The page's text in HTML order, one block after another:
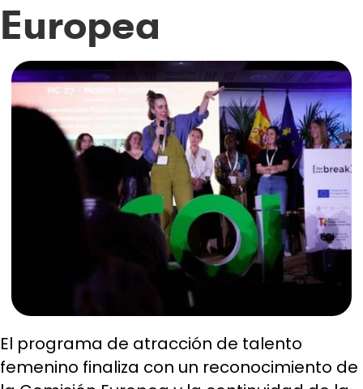
Europea
El programa de atracción de talento
femenino finaliza con un reconocimiento de